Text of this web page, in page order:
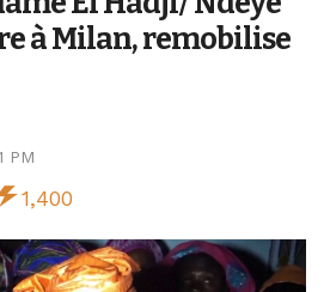
à Milan, remobilise
PM
1,400